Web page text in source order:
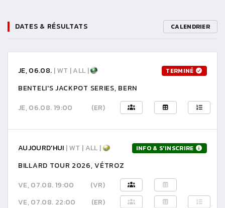
DATES & RÉSULTATS CALENDRIER
JE, 06.08. | WT | ALL | TERMINÉ
BENTELI'S JACKPOT SERIES, BERN
JE, 06.08. 19:00
(ER)
AUJOURD'HUI | WT | ALL | INFO & S'INSCRIRE
BILLARD TOUR 2026, VÉTROZ
VE, 07.08. 19:00
(VR)
VE, 07.08. 22:00
(ER)